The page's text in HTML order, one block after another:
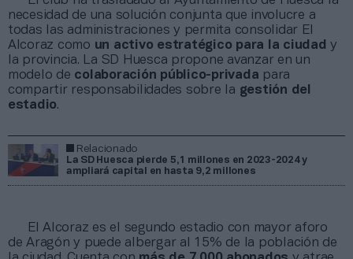
necesidad de una solución conjunta que involucre a
todas las administraciones y permita consolidar El
Alcoraz como un activo estratégico para la ciudady
la provincia. La SD Huesca propone avanzar en un
modelo de colaboración público-privada para
compartir responsabilidades sobre la gestión del
estadio.
Relacionado
La SD Huesca pierde 5,1 millones en 2023-2024 y
ampliará capital en hasta 9,2 millones
El Alcoraz es el segundo estadio con mayor aforo
de Aragón y puede albergar al 15% de la población de